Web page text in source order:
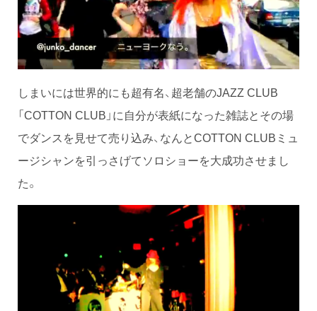
しまいには世界的にも超有名、超老舗のJAZZ CLUB
「COTTON CLUB」に自分が表紙になった雑誌とその場
でダンスを見せて売り込み、なんとCOTTON CLUBミュ
ージシャンを引っさげてソロショーを大成功させまし
た。